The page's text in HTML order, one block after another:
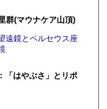
群(マウナケア山頂)
遠鏡とペルセウス座
「はやぶさ」とリポ